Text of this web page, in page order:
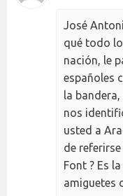
José
qué todo
nación, le
españoles
la
nos
usted a
de
Font ? Es
amiguetes